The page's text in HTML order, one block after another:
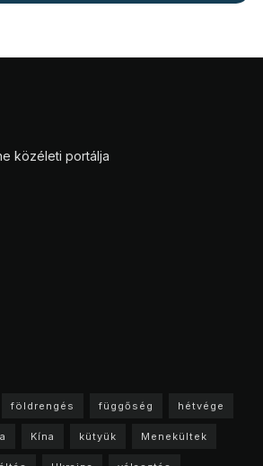
közéleti portálja
földrengés függőség hétvége
Kína kütyük Menekültek